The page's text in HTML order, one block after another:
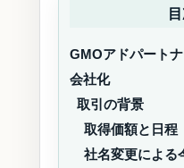
GMOアドパート
会社化
取引の背景
取得価額と日程
社名変更による